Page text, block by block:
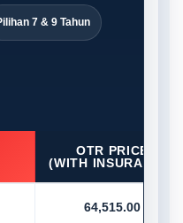
7 & 9 Tahun
OTR PRICE
(WITH INSURANCE)
64,515.00